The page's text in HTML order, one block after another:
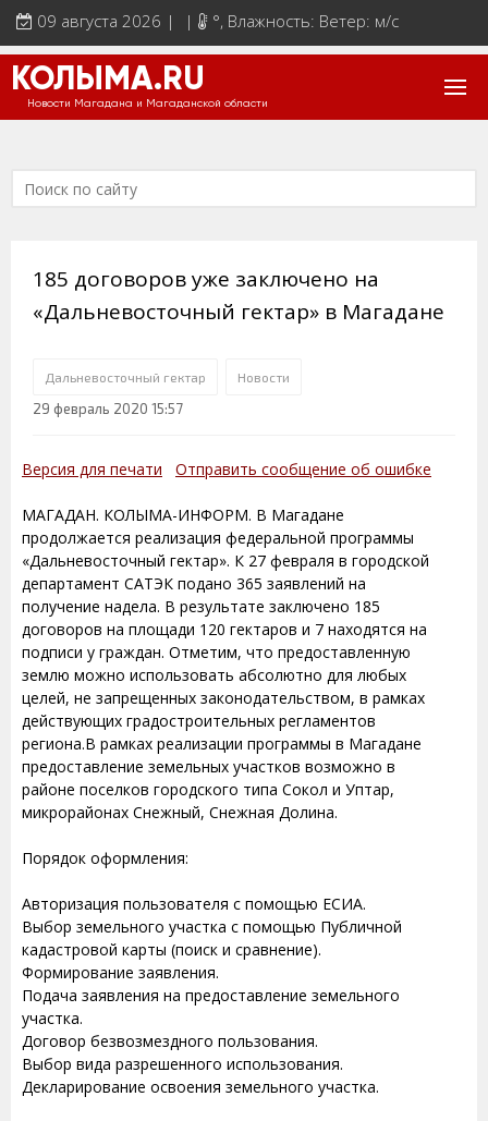
09 августа 2026 | | °, Влажность: Ветер: м/с
КОЛЫМА.RU
Новости Магадана и Магаданской области
185 договоров уже заключено на
«Дальневосточный гектар» в Магадане
Дальневосточный гектар Новости
29 февраль 2020 15:57
Версия для печати Отправить сообщение об ошибке
МАГАДАН. КОЛЫМА-ИНФОРМ. В Магадане
продолжается реализация федеральной программы
«Дальневосточный гектар». К 27 февраля в городской
департамент САТЭК подано 365 заявлений на
получение надела. В результате заключено 185
договоров на площади 120 гектаров и 7 находятся на
подписи у граждан. Отметим, что предоставленную
землю можно использовать абсолютно для любых
целей, не запрещенных законодательством, в рамках
действующих градостроительных регламентов
региона.В рамках реализации программы в Магадане
предоставление земельных участков возможно в
районе поселков городского типа Сокол и Уптар,
микрорайонах Снежный, Снежная Долина.
Порядок оформления:
Авторизация пользователя с помощью ЕСИА.
Выбор земельного участка с помощью Публичной
кадастровой карты (поиск и сравнение).
Формирование заявления.
Подача заявления на предоставление земельного
участка.
Договор безвозмездного пользования.
Выбор вида разрешенного использования.
Декларирование освоения земельного участка.